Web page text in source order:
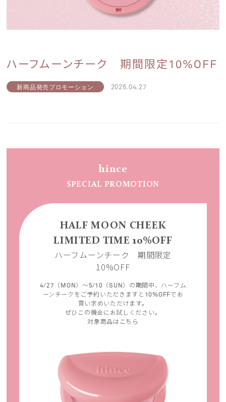
ハーフムーンチーク 期間限定10%OFF
新商品発売プロモーション 2026.04.27
hince
SPECIAL PROMOTION
HALF MOON CHEEK
LIMITED TIME 10%OFF
ハーフムーンチーク 期間限定
10%OFF
4/27（MON）～5/10（SUN）の期間中、ハーフム
ーンチークをご予約いただきますと10%OFFでお
買い求めいただけます。
ぜひこの機会にお試しください。
対象商品は こちら